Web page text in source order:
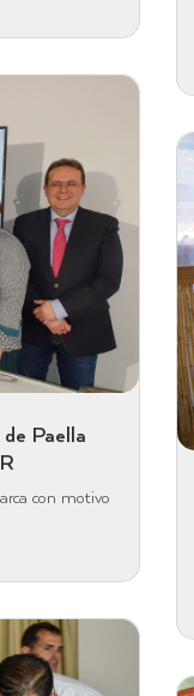
Paella
con motivo